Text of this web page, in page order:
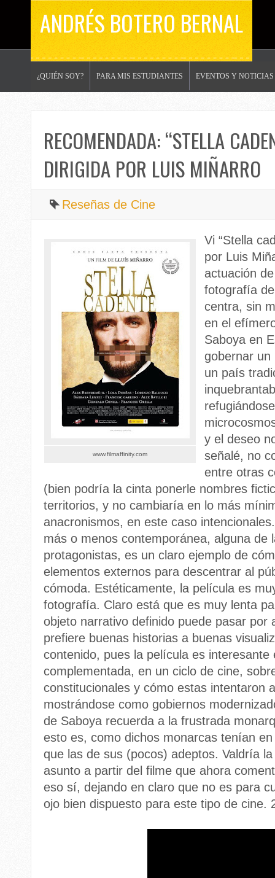
ANDRÉS BOTERO BERNAL
¿QUIÉN SOY? PARA MIS ESTUDIANTES EVENTOS Y NOTICIAS
RECOMENDADA: “STELLA
DIRIGIDA POR LUIS MIÑARRO
Reseñas de Cine
www.filmaffinity.com
Vi “Stella
por Luis
actuación
fotografía
centra, sin
en el
Saboya en
gobernar un
un país
y el deseo
señalé, no
entre otras
(bien podría la cinta ponerle nombres
territorios, y no cambiaría en lo más
anacronismos, en este caso
más o menos contemporánea, alguna de
protagonistas, es un claro ejemplo de
elementos externos para descentrar al
cómoda. Estéticamente, la película es
fotografía. Claro está que es muy lenta
objeto narrativo definido puede pasar por
prefiere buenas historias a buenas
contenido, pues la película es
complementada, en un ciclo de cine,
constitucionales y cómo estas intentaron
mostrándose como gobiernos
de Saboya recuerda a la frustrada
esto es, como dichos monarcas tenían
que las de sus (pocos) adeptos. Valdría
asunto a partir del filme que ahora
eso sí, dejando en claro que no es para
ojo bien dispuesto para este tipo de cine.